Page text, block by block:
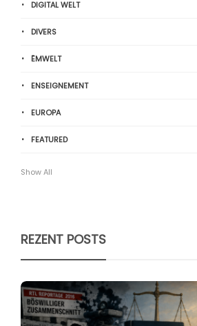
DIGITAL WELT
DIVERS
ËMWELT
ENSEIGNEMENT
EUROPA
FEATURED
Show All
REZENT POSTS